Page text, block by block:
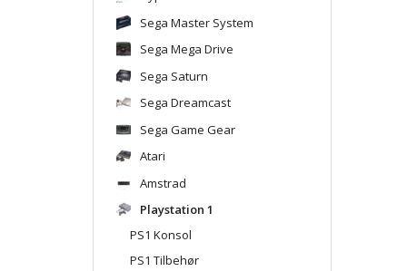
Sega Master System
Sega Mega Drive
Sega Saturn
Sega Dreamcast
Sega Game Gear
Atari
Amstrad
Playstation 1
PS1 Konsol
PS1 Tilbehør